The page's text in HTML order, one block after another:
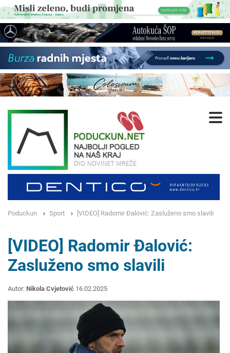
Poduckun Sport [VIDEO] Radomir Đalović: Zasluženo smo slavili
[VIDEO] Radomir Đalović:
Zasluženo smo slavili
Autor: Nikola Cvjetović 16.02.2025